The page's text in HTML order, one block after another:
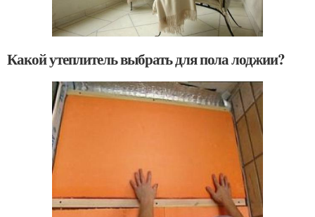
Какой утеплитель выбрать для пола лоджии?